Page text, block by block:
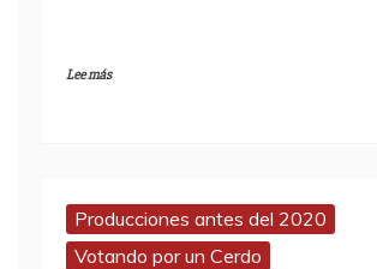
Lee más
Producciones antes del 2020
Votando por un Cerdo